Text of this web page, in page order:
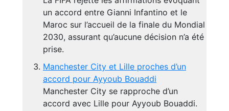
un accord entre Gianni Infantino et le
Maroc sur l’accueil de la finale du Mondial
2030, assurant qu’aucune décision n’a été
prise.
Manchester City et Lille proches d’un
accord pour Ayyoub Bouaddi
Manchester City se rapproche d’un
accord avec Lille pour Ayyoub Bouaddi.